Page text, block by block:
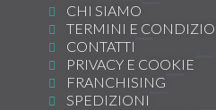
CHI SIAMO
TERMINI E
CONTATTI
PRIVACY E COOKIE
FRANCHISING
SPEDIZIONI